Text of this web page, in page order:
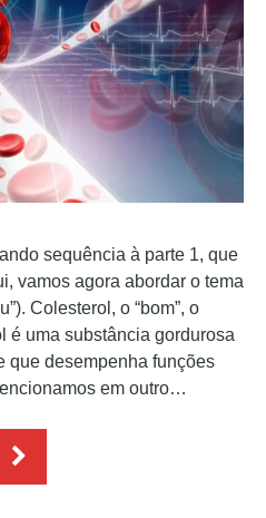
sequência à parte 1, que
vamos agora abordar o tema
Colesterol, o “bom”, o
é uma substância gordurosa
que desempenha funções
em outro…